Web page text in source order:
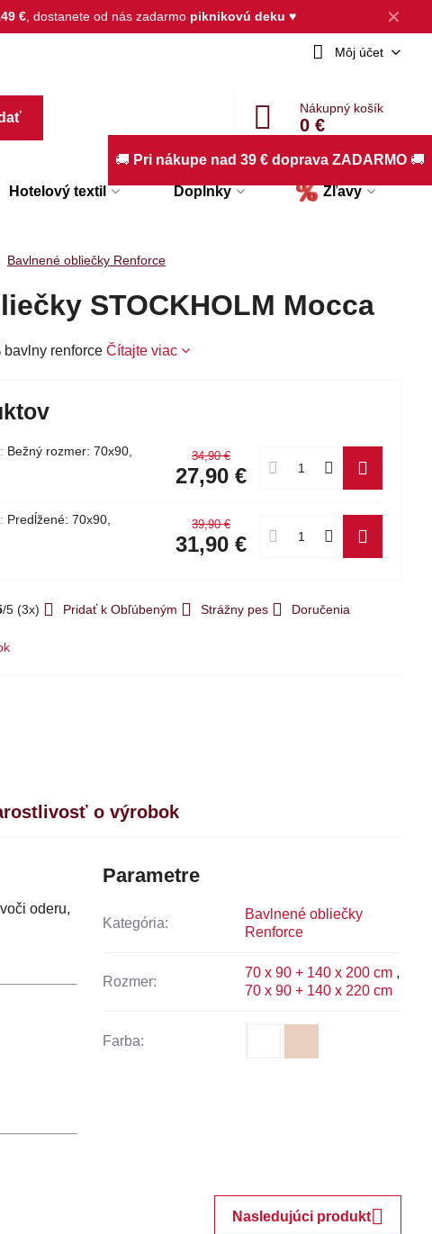
✕
€ , dostanete od nás zadarmo piknikovú deku♥
Môj účet
Nákupný košík
0 €
Hotelový textil Doplnky Zľavy
Bavlnené obliečky Renforce
STOCKHOLM Mocca
renforce Čítajte viac
Bežný rozmer: 70x90,
34,90 €
27,90 €
Predĺžené: 70x90,
39,90 €
31,90 €
/5(3x) Pridať k Obľúbeným Strážny pes Doručenia
🚚 Pri nákupe nad 39 € doprava ZADARMO 🚚
o výrobok
oderu,
Parametre
Kategória:
Bavlnené obliečky
Renforce
Rozmer:
70 x 90 + 140 x 200 cm ,
70 x 90 + 140 x 220 cm
Farba:
Nasledujúci produkt